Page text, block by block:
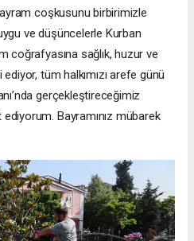
coşkusunu birbirimizle
ve düşüncelerle Kurban
coğrafyasına sağlık, huzur ve
tüm halkımızı arefe günü
gerçekleştireceğimiz
Bayramınız mübarek